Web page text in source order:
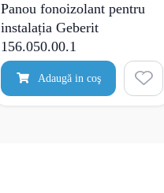
Panou fonoizolant pentru
instalația Geberit
156.050.00.1
Adaugă in coş